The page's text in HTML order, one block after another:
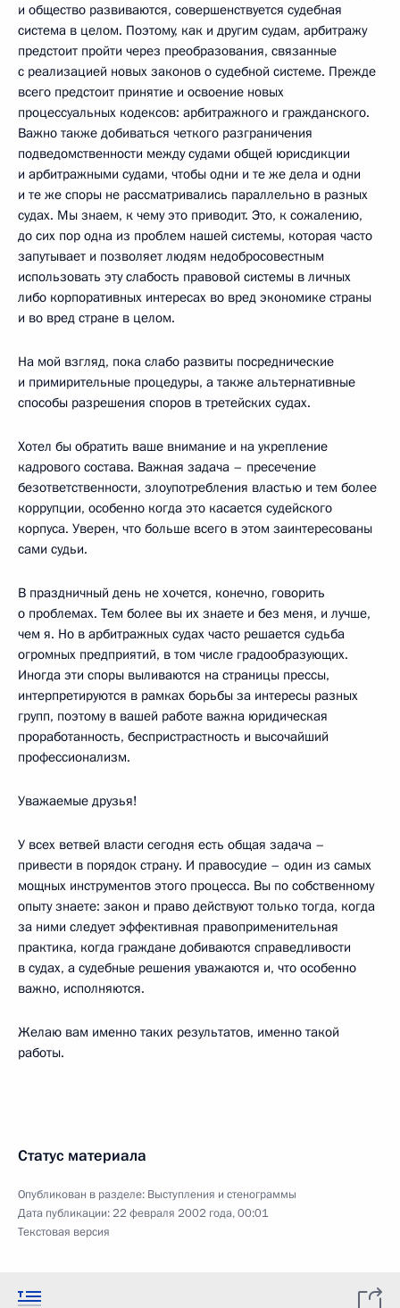
и общество развиваются, совершенствуется судебная
система в целом. Поэтому, как и другим судам, арбитражу
предстоит пройти через преобразования, связанные
с реализацией новых законов о судебной системе. Прежде
всего предстоит принятие и освоение новых
процессуальных кодексов: арбитражного и гражданского.
Важно также добиваться четкого разграничения
подведомственности между судами общей юрисдикции
и арбитражными судами, чтобы одни и те же дела и одни
и те же споры не рассматривались параллельно в разных
судах. Мы знаем, к чему это приводит. Это, к сожалению,
до сих пор одна из проблем нашей системы, которая часто
запутывает и позволяет людям недобросовестным
использовать эту слабость правовой системы в личных
либо корпоративных интересах во вред экономике страны
и во вред стране в целом.
На мой взгляд, пока слабо развиты посреднические
и примирительные процедуры, а также альтернативные
способы разрешения споров в третейских судах.
Хотел бы обратить ваше внимание и на укрепление
кадрового состава. Важная задача – пресечение
безответственности, злоупотребления властью и тем более
коррупции, особенно когда это касается судейского
корпуса. Уверен, что больше всего в этом заинтересованы
сами судьи.
В праздничный день не хочется, конечно, говорить
о проблемах. Тем более вы их знаете и без меня, и лучше,
чем я. Но в арбитражных судах часто решается судьба
огромных предприятий, в том числе градообразующих.
Иногда эти споры выливаются на страницы прессы,
интерпретируются в рамках борьбы за интересы разных
групп, поэтому в вашей работе важна юридическая
проработанность, беспристрастность и высочайший
профессионализм.
Уважаемые друзья!
У всех ветвей власти сегодня есть общая задача –
привести в порядок страну. И правосудие – один из самых
мощных инструментов этого процесса. Вы по собственному
опыту знаете: закон и право действуют только тогда, когда
за ними следует эффективная правоприменительная
практика, когда граждане добиваются справедливости
в судах, а судебные решения уважаются и, что особенно
важно, исполняются.
Желаю вам именно таких результатов, именно такой
работы.
Статус материала
Опубликован в разделе: Выступления и стенограммы
Дата публикации:22 февраля 2002 года, 00:01
Текстовая версия